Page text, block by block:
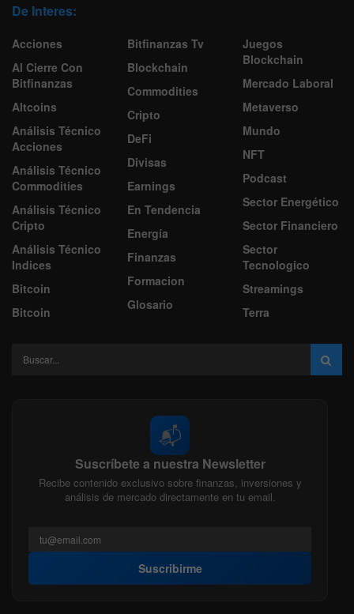
De Interes:
Acciones
Al Cierre Con
Bitfinanzas
Altcoins
Análisis Técnico
Acciones
Análisis Técnico
Commodities
Análisis Técnico
Cripto
Análisis Técnico
Indices
Bitcoin
Bitcoin
Bitfinanzas Tv
Blockchain
Commodities
Cripto
DeFi
Divisas
Earnings
En Tendencia
Energía
Finanzas
Formacion
Glosario
Juegos
Blockchain
Mercado Laboral
Metaverso
Mundo
NFT
Podcast
Sector Energético
Sector Financiero
Sector
Tecnologico
Streamings
Terra
📬
Suscríbete a nuestra Newsletter
Recibe contenido exclusivo sobre finanzas, inversiones y
análisis de mercado directamente en tu email.
Suscribirme